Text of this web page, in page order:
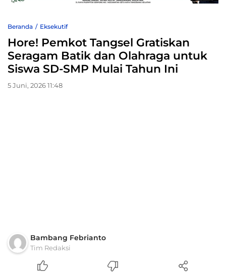
Beranda Eksekutif
Hore! Pemkot Tangsel Gratiskan
Seragam Batik dan Olahraga untuk
Siswa SD-SMP Mulai Tahun Ini
5 Juni, 2026 11:48
Bambang Febrianto
Tim Redaksi